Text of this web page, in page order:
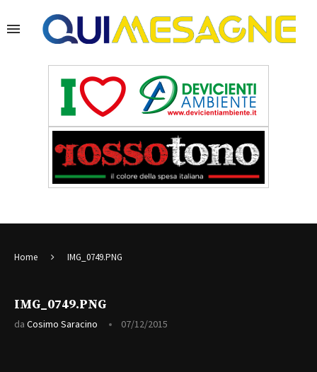
Home IMG_0749.PNG
IMG_0749.PNG
da Cosimo Saracino 07/12/2015